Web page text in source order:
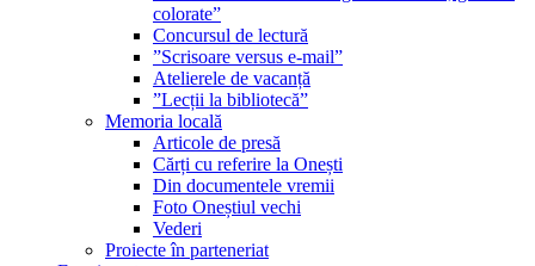
colorate”
Concursul de lectură
”Scrisoare versus e-mail”
Atelierele de vacanță
”Lecții la bibliotecă”
Memoria locală
Articole de presă
Cărți cu referire la Onești
Din documentele vremii
Foto Oneștiul vechi
Vederi
Proiecte în parteneriat